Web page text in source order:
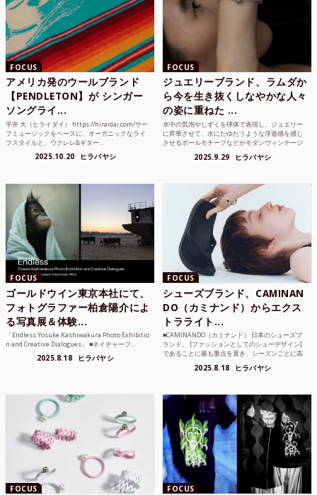
FOCUS
アメリカ発のウールブランド
【PENDLETON】が シンガー
ソングライ...
平井 大（ヒライダイ） https://hiraidai.com/サー
フミュージックをベースに、オーガニックなライ
フスタイルと、ウクレレ&ギター...
2025.10.20 ヒラバヤシ
FOCUS
ジュエリーブランド、ラムダか
ら今を生き抜くしなやかな人々
の姿に重ねた ...
水中の気泡やしずくを球体で表現し、ジュエリー
に昇華させて、水にたゆたうような浮遊感を感じ
させるボールモチーフなどがモダンヴィンテージ
2025.9.29 ヒラバヤシ
FOCUS
ゴールドウイン東京本社にて、
フォトグラファー柏倉陽介によ
る写真展＆体験...
「Endless Yosuke Kashiwakura Photo Exhibitio
n and Creative Dialogues」 ■ネイチャーフ...
2025.8.18 ヒラバヤシ
FOCUS
シューズブランド、CAMINAN
DO（カミナンド）からエクス
トラライト...
■CAMINANDO（カミナンド） 日本のシューズブ
ランド。 [ファッションとしてのシューデザイン]
であることに最も重点を置き、シーズンごとに高
2025.8.18 ヒラバヤシ
FOCUS FOCUS